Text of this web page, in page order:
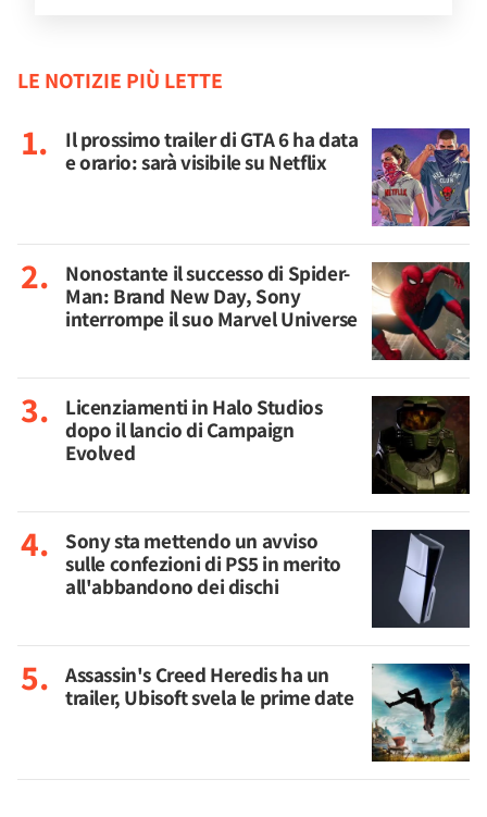
LE NOTIZIE PIÙ LETTE
Il prossimo trailer di GTA 6 ha data
e orario: sarà visibile su Netflix
Nonostante il successo di Spider-
Man: Brand New Day, Sony
interrompe il suo Marvel Universe
Licenziamenti in Halo Studios
dopo il lancio di Campaign
Evolved
Sony sta mettendo un avviso
sulle confezioni di PS5 in merito
all'abbandono dei dischi
Assassin's Creed Heredis ha un
trailer, Ubisoft svela le prime date